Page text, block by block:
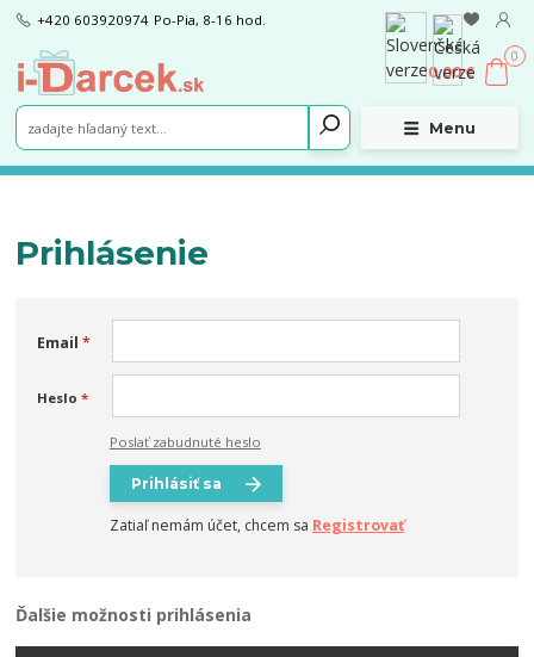
Menu
+420 603920974 Po-Pia, 8-16 hod.
0
0,00 €
Prihlásenie
Email *
Heslo *
Poslať zabudnuté heslo
Prihlásiť sa
Zatiaľ nemám účet, chcem sa Registrovať
Ďalšie možnosti prihlásenia